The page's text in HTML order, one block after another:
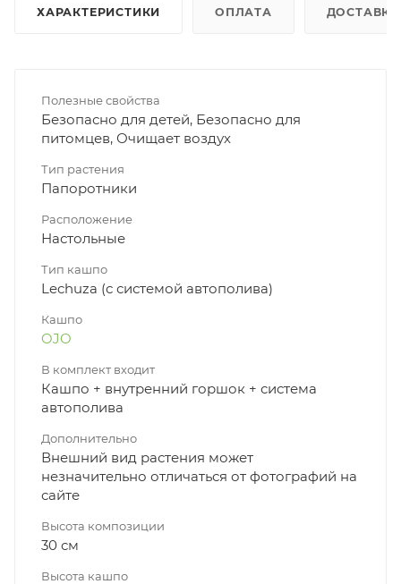
ХАРАКТЕРИСТИКИ ОПЛАТА ДОСТАВКА
Полезные свойства
Безопасно для детей, Безопасно для
питомцев, Очищает воздух
Тип растения
Папоротники
Расположение
Настольные
Тип кашпо
Lechuza (с системой автополива)
Кашпо
OJO
В комплект входит
Кашпо + внутренний горшок + система
автополива
Дополнительно
Внешний вид растения может
незначительно отличаться от фотографий на
сайте
Высота композиции
30 см
Высота кашпо